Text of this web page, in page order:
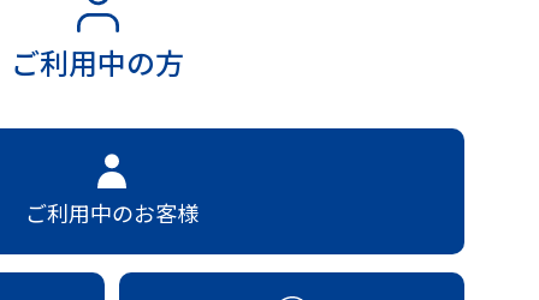
ご利用中の方
ご利用中のお客様